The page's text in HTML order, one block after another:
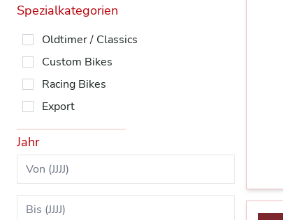
Spezialkategorien
Oldtimer / Classics
Custom Bikes
Racing Bikes
Export
Jahr